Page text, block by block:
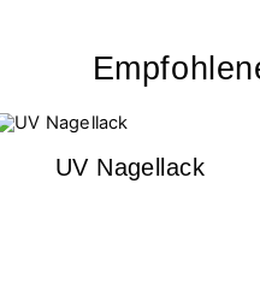
UV Nagellack